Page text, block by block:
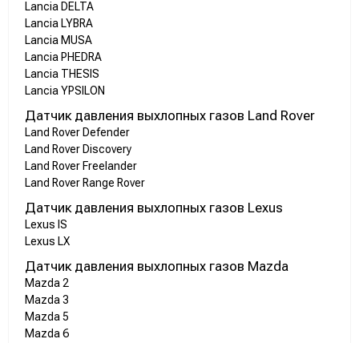
Lancia DELTA
Lancia LYBRA
Lancia MUSA
Lancia PHEDRA
Lancia THESIS
Lancia YPSILON
Датчик давления выхлопных газов Land Rover
Land Rover Defender
Land Rover Discovery
Land Rover Freelander
Land Rover Range Rover
Датчик давления выхлопных газов Lexus
Lexus IS
Lexus LX
Датчик давления выхлопных газов Mazda
Mazda 2
Mazda 3
Mazda 5
Mazda 6